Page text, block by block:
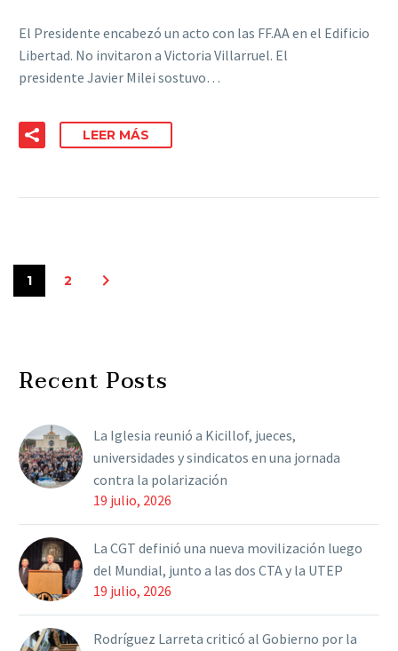
El Presidente encabezó un acto con las FF.AA en el Edificio
Libertad. No invitaron a Victoria Villarruel. El
presidente Javier Milei sostuvo…
LEER MÁS
1 2
Recent Posts
La Iglesia reunió a Kicillof, jueces,
universidades y sindicatos en una jornada
contra la polarización
19 julio, 2026
La CGT definió una nueva movilización luego
del Mundial, junto a las dos CTA y la UTEP
19 julio, 2026
Rodríguez Larreta criticó al Gobierno por la